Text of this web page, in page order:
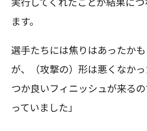
ます。
選手たちには焦りはあったか
が、（攻撃の）形は悪くなか
つか良いフィニッシュが来る
っていました」